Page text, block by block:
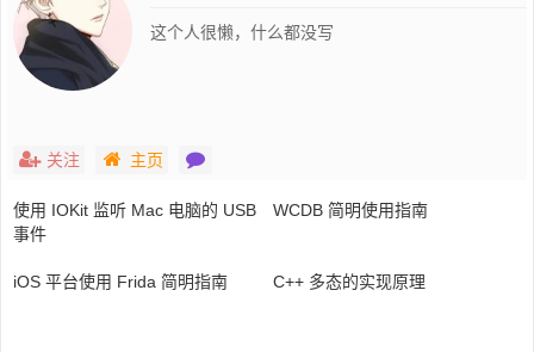
这个人很懒，什么都没写
关注 主页
使用 IOKit 监听 Mac 电脑的 USB
事件
WCDB 简明使用指南
iOS 平台使用 Frida 简明指南 C++ 多态的实现原理